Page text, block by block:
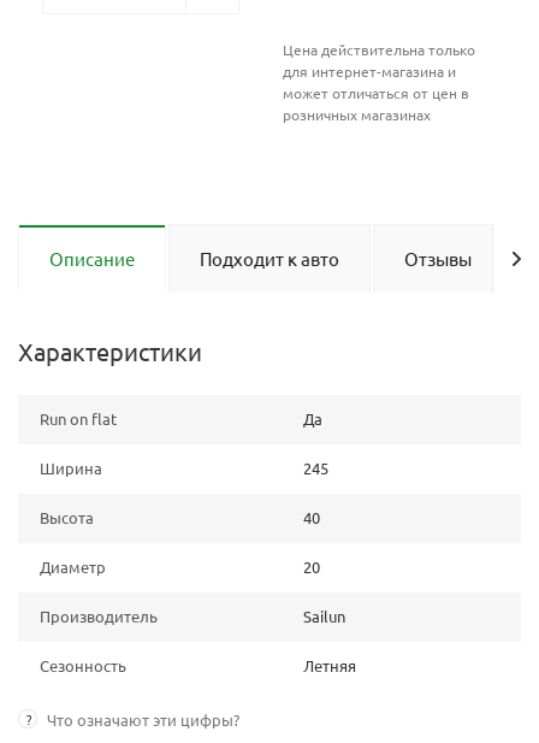
Цена действительна только
для интернет-магазина и
может отличаться от цен в
розничных магазинах
Описание Подходит к авто Отзывы
Характеристики
Run on flat Да
Ширина 245
Высота 40
Диаметр 20
Производитель Sailun
Сезонность Летняя
? Что означают эти цифры?